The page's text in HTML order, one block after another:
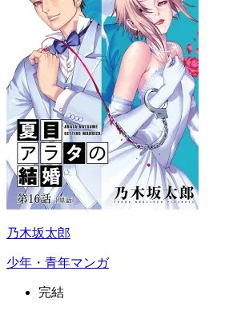
乃木坂太郎
少年・青年マンガ
完結